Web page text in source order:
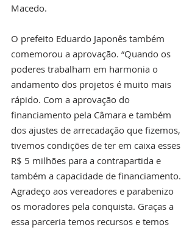
Macedo.
O prefeito Eduardo Japonês também
comemorou a aprovação. “Quando os
poderes trabalham em harmonia o
andamento dos projetos é muito mais
rápido. Com a aprovação do
financiamento pela Câmara e também
dos ajustes de arrecadação que fizemos,
tivemos condições de ter em caixa esses
R$ 5 milhões para a contrapartida e
também a capacidade de financiamento.
Agradeço aos vereadores e parabenizo
os moradores pela conquista. Graças a
essa parceria temos recursos e temos